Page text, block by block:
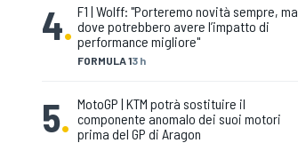
4.
FORMULA 13 h
F1 | Wolff: "Porteremo novità sempre, ma
dove potrebbero avere l’impatto di
performance migliore"
5. MotoGP | KTM potrà sostituire il
componente anomalo dei suoi motori
prima del GP di Aragon